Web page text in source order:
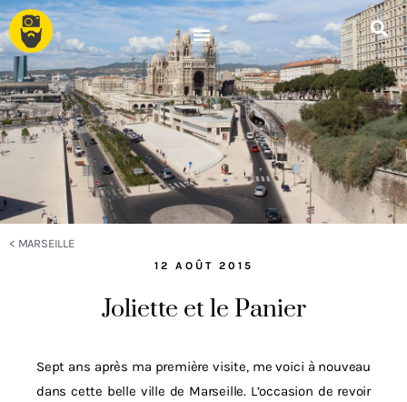
< MARSEILLE
12 AOÛT 2015
Joliette et le Panier
Sept ans après ma première visite, me voici à nouveau
dans cette belle ville de Marseille. L’occasion de revoir